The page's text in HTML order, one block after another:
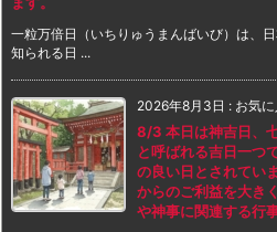
一粒万倍日（いちりゅうまんばいび）は、
知られる日 ...
2026年8月3日 : お気に
8/3 本日は神吉日、
と呼ばれる吉日一つ
の良い日とされてい
からのご利益を大き
や神事に関連する行